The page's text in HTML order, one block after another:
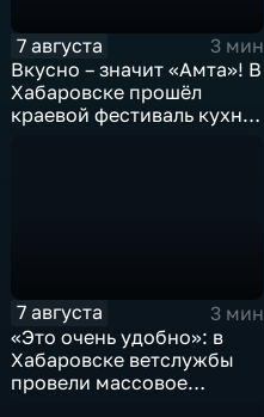
7 августа
3 мин
Вкусно – значит «Амта»! В
Хабаровске прошёл
краевой фестиваль кухни
7 августа
3 мин
«Это очень удобно»: в
Хабаровске ветслужбы
провели массовое